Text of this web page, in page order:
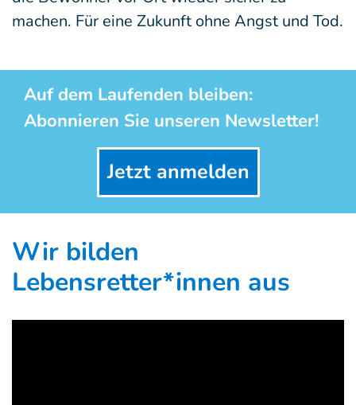
machen. Für eine Zukunft ohne Angst und Tod.
Auf dem Laufenden bleiben:
Abonnieren Sie unseren Newsletter!
Jetzt anmelden
Wir bilden
Lebensretter*innen aus